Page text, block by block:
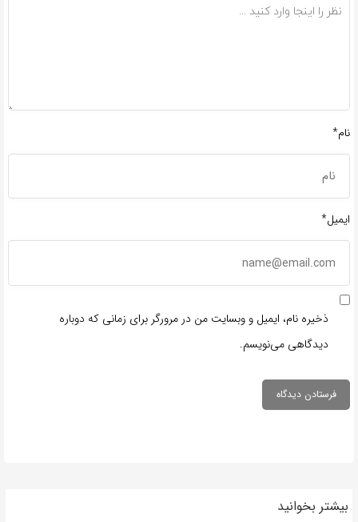
نام*
ایمیل*
ذخیره نام، ایمیل و وبسایت من در مرورگر برای زمانی که دوباره
دیدگاهی می‌نویسم.
بیشتر بخوانید